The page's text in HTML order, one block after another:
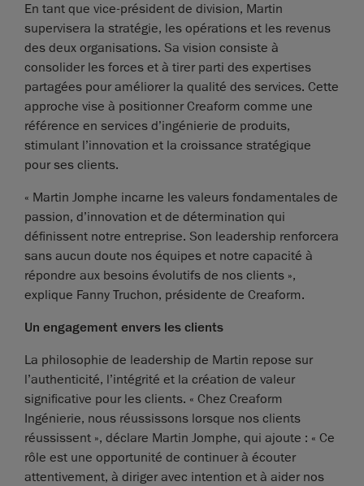
En tant que vice-président de division, Martin
supervisera la stratégie, les opérations et les revenus
des deux organisations. Sa vision consiste à
consolider les forces et à tirer parti des expertises
partagées pour améliorer la qualité des services. Cette
approche vise à positionner Creaform comme une
référence en services d’ingénierie de produits,
stimulant l’innovation et la croissance stratégique
pour ses clients.
« Martin Jomphe incarne les valeurs fondamentales de
passion, d’innovation et de détermination qui
définissent notre entreprise. Son leadership renforcera
sans aucun doute nos équipes et notre capacité à
répondre aux besoins évolutifs de nos clients »,
explique Fanny Truchon, présidente de Creaform.
Un engagement envers les clients
La philosophie de leadership de Martin repose sur
l’authenticité, l’intégrité et la création de valeur
significative pour les clients. « Chez Creaform
Ingénierie, nous réussissons lorsque nos clients
réussissent », déclare Martin Jomphe, qui ajoute : « Ce
rôle est une opportunité de continuer à écouter
attentivement, à diriger avec intention et à aider nos